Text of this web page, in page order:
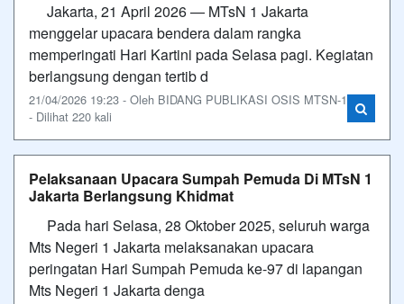
Jakarta, 21 April 2026 — MTsN 1 Jakarta
menggelar upacara bendera dalam rangka
memperingati Hari Kartini pada Selasa pagi. Kegiatan
berlangsung dengan tertib d
21/04/2026 19:23 - Oleh BIDANG PUBLIKASI OSIS MTSN-1
- Dilihat 220 kali
Pelaksanaan Upacara Sumpah Pemuda Di MTsN 1
Jakarta Berlangsung Khidmat
Pada hari Selasa, 28 Oktober 2025, seluruh warga
Mts Negeri 1 Jakarta melaksanakan upacara
peringatan Hari Sumpah Pemuda ke-97 di lapangan
Mts Negeri 1 Jakarta denga